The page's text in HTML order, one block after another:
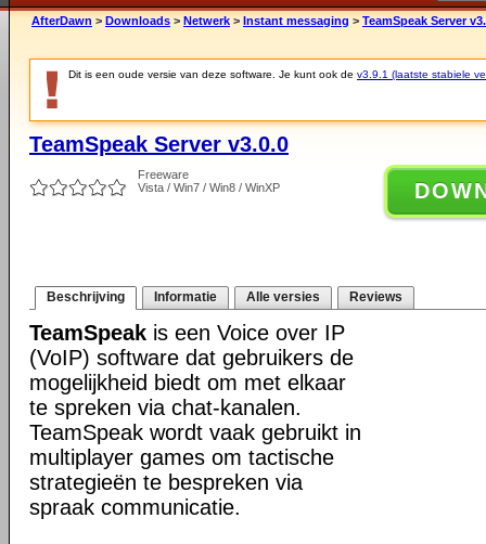
AfterDawn > Downloads > Netwerk > Instant messaging > TeamSpeak Server
Dit is een oude versie van deze software. Je kunt ook de v3.9.1 (laatste stabiele
TeamSpeak Server v3.0.0
Freeware
Vista / Win7 / Win8 / WinXP
Beschrijving Informatie Alle versies Reviews
TeamSpeak is een Voice over IP
(VoIP) software dat gebruikers de
mogelijkheid biedt om met elkaar
te spreken via chat-kanalen.
TeamSpeak wordt vaak gebruikt in
multiplayer games om tactische
strategieën te bespreken via
spraak communicatie.